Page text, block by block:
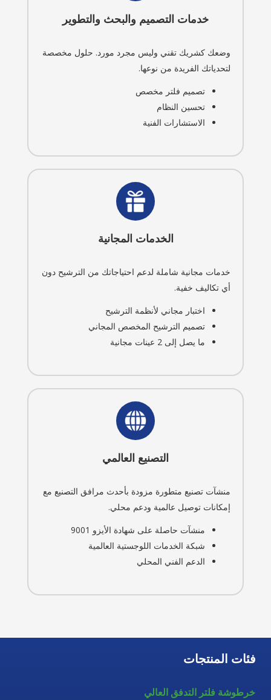
خدمات التصميم والبحث والتطوير
وضعك كشريك تقني وليس مجرد مورد. حلول مخصصة
لتحدياتك الفريدة من نوعها.
تصميم فلتر مخصص
تحسين النظام
الاستشارات الفنية
الخدمات المجانية
خدمات مجانية شاملة لدعم احتياجاتك من الترشيح دون
أي تكاليف خفية.
اختبار مجاني لأنظمة الترشيح
تصميم الترشيح المخصص المجاني
ما يصل إلى 2 عينات مجانية
التصنيع العالمي
منشآت تصنيع متطورة مزودة بأحدث مرافق التصنيع مع
إمكانات توصيل عالمية ودعم محلي.
منشآت حاصلة على شهادة الأيزو 9001
شبكة الخدمات اللوجستية العالمية
الدعم الفني المحلي
فئات المنتجات
خرطوشة فلتر التدفق العالي